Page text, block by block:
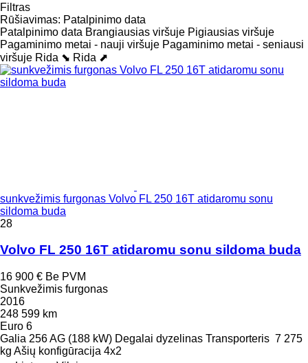
Filtras
Rūšiavimas: Patalpinimo data
Patalpinimo data Brangiausias viršuje Pigiausias viršuje
Pagaminimo metai - nauji viršuje Pagaminimo metai - seniausi
viršuje Rida ⬊ Rida ⬈
sunkvežimis furgonas Volvo FL 250 16T atidaromu sonu
sildoma buda
28
Volvo FL 250 16T atidaromu sonu sildoma buda
16 900 € Be PVM
Sunkvežimis furgonas
2016
248 599 km
Euro 6
Galia 256 AG (188 kW) Degalai dyzelinas Transporteris 7 275
kg Ašių konfigūracija 4x2